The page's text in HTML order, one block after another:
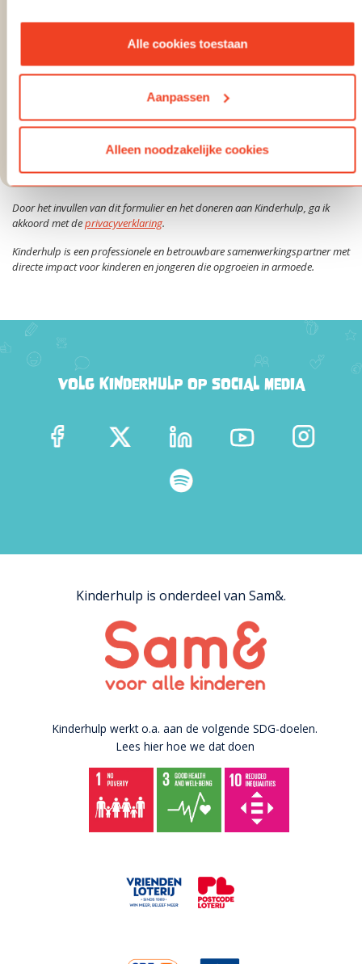
Alle cookies toestaan
Aanpassen
Alleen noodzakelijke cookies
rekening af te schrijven. De eerste termijn zal uiterlijk
Wij doneren maandelijks
Door het invullen van dit formulier en het doneren aan Kinderhulp, ga ik
akkoord met deprivacyverklaring.
Kinderhulp is een professionele en betrouwbare samenwerkingspartner met
directe impact voor kinderen en jongeren die opgroeien in armoede.
VOLG KINDERHULP OP SOCIAL MEDIA
Kinderhulp is onderdeel van Sam&.
Kinderhulp werkt o.a. aan de volgende SDG-doelen.
Lees hier hoe we dat doen